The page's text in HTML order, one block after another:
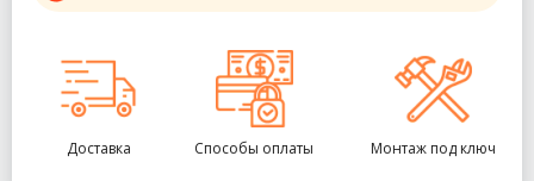
Доставка Способы оплаты Монтаж под ключ